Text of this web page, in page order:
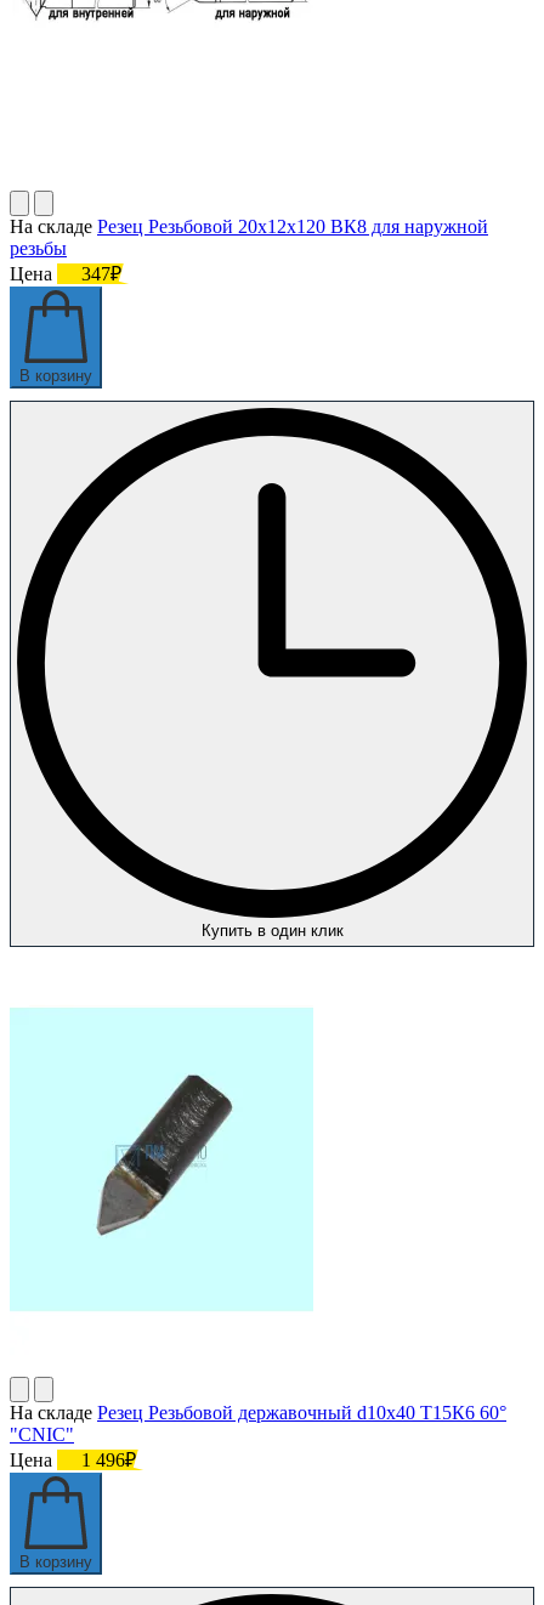
На складе Резец Резьбовой 20х12х120 ВК8 для наружной
резьбы
Цена
347₽
В корзину
Купить в один клик
На складе Резец Резьбовой державочный d10х40 Т15К6 60°
"CNIC"
Цена
1 496₽
В корзину